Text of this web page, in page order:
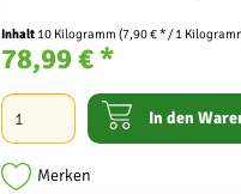
Inhalt 10 Kilogramm(7,90 € * / 1
78,99 € *
In den
Merken